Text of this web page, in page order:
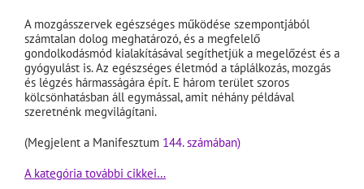
A mozgásszervek egészséges működése szempontjából
számtalan dolog meghatározó, és a megfelelő
gondolkodásmód kialakításával segíthetjük a megelőzést és a
gyógyulást is. Az egészséges életmód a táplálkozás, mozgás
és légzés hármasságára épít. E három terület szoros
kölcsönhatásban áll egymással, amit néhány példával
szeretnénk megvilágítani.
(Megjelent a Manifesztum 144. számában)
A kategória további cikkei…